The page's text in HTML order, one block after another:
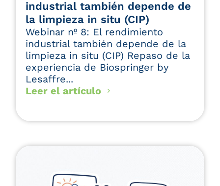
industrial también depende de
la limpieza in situ (CIP)
Webinar nº 8: El rendimiento
industrial también depende de la
limpieza in situ (CIP) Repaso de la
experiencia de Biospringer by
Lesaffre...
Leer el artículo